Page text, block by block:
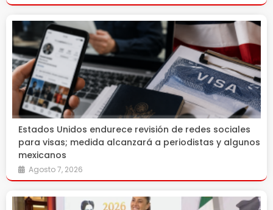
Estados Unidos endurece revisión de redes sociales
para visas; medida alcanzará a periodistas y algunos
mexicanos
Agosto 7, 2026